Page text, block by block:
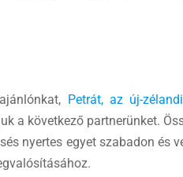
Petrát, az új-
a következő partnerünket.
nyertes egyet szabadon és